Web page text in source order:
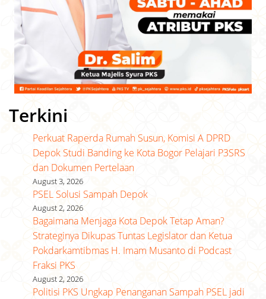
Terkini
Perkuat Raperda Rumah Susun, Komisi A DPRD
Depok Studi Banding ke Kota Bogor Pelajari P3SRS
dan Dokumen Pertelaan
August 3, 2026
PSEL Solusi Sampah Depok
August 2, 2026
Bagaimana Menjaga Kota Depok Tetap Aman?
Strateginya Dikupas Tuntas Legislator dan Ketua
Pokdarkamtibmas H. Imam Musanto di Podcast
Fraksi PKS
August 2, 2026
Politisi PKS Ungkap Penanganan Sampah PSEL jadi